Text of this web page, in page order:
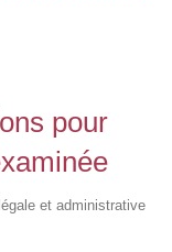
pour
et administrative